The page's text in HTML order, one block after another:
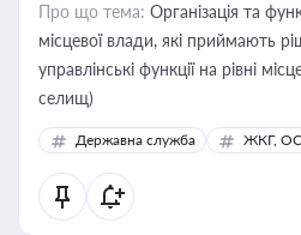
Про що тема: Організація та
місцевої влади, які приймають
управлінські функції на рівні
селищ)
Державна служба ЖКГ,